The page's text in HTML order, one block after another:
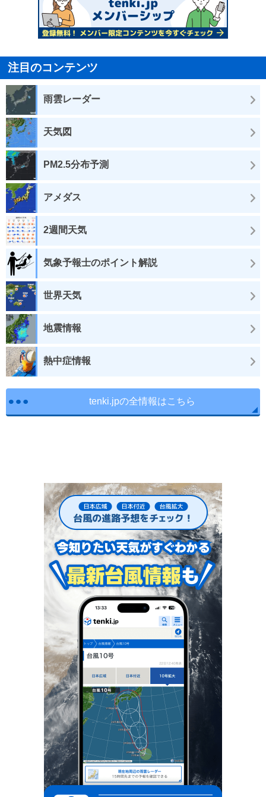
注目のコンテンツ
雨雲レーダー
天気図
PM2.5分布予測
アメダス
2週間天気
気象予報士のポイント解説
世界天気
地震情報
熱中症情報
tenki.jpの全情報はこちら